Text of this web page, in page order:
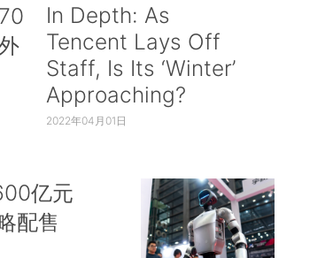
In Depth: As
Tencent Lays Off
Staff, Is Its ‘Winter’
Approaching?
2022年04月01日
亿元
配售